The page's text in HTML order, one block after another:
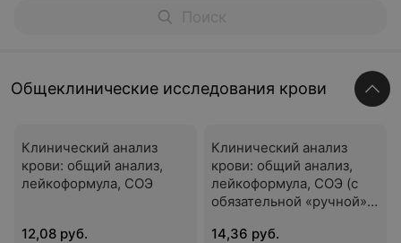
Общеклинические исследования крови
Клинический анализ
крови: общий анализ,
лейкоформула, СОЭ
12,08 руб.
Клинический анализ
крови: общий анализ,
лейкоформула, СОЭ (с
обязательной «ручной»
14,36 руб.